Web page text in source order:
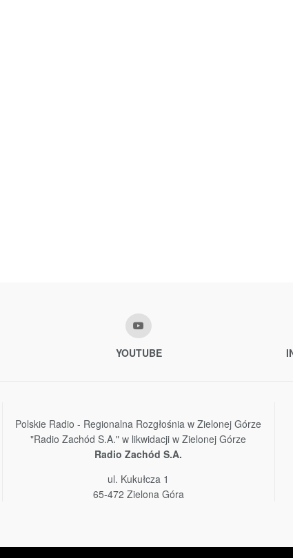
YOUTUBE
Polskie Radio - Regionalna Rozgłośnia w Zielonej Górze
"Radio Zachód S.A." w likwidacji w Zielonej Górze
Radio Zachód S.A.
ul. Kukułcza 1
65-472 Zielona Góra